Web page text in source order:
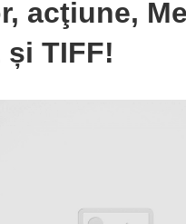
acţiune,
și TIFF!